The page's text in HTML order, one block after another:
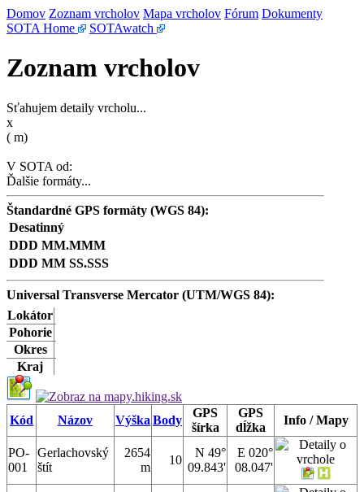
Domov Zoznam vrcholov Mapa vrcholov Fórum Dokumenty
SOTA Home
SOTAwatch
Zoznam vrcholov
Sťahujem detaily vrcholu...
x
( m)
V SOTA od:
Ďalšie formáty...
Štandardné GPS formáty (WGS 84):
Desatinný
DDD MM.MMM
DDD MM SS.SSS
Universal Transverse Mercator (UTM/WGS 84):
Lokátor
Pohorie
Okres
Kraj
Kód Názov Výška Body
GPS
šírka
GPS
dĺžka
Info / Mapy
PO-
001
Gerlachovský
štít
2654
m
10
N 49°
09.843'
E 020°
08.047'